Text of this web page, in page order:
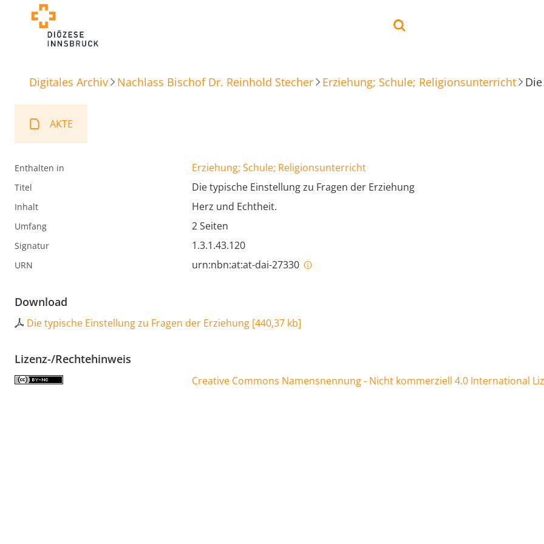
Digitales Archiv Nachlass Bischof Dr. Reinhold Stecher Erziehung; Schule; Religionsunterricht
AKTE
Enthalten in Erziehung; Schule; Religionsunterricht
Titel Die typische Einstellung zu Fragen der Erziehung
Inhalt Herz und Echtheit.
Umfang 2 Seiten
Signatur 1.3.1.43.120
URN urn:nbn:at:at-dai-27330
Download
Die typische Einstellung zu Fragen der Erziehung [440,37 kb]
Lizenz-/Rechtehinweis
Creative Commons Namensnennung - Nicht kommerziell 4.0 International